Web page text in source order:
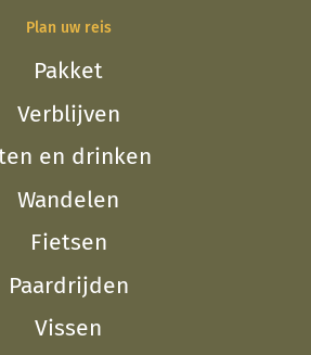
Plan uw reis
Pakket
Verblijven
en drinken
Wandelen
Fietsen
Paardrijden
Vissen